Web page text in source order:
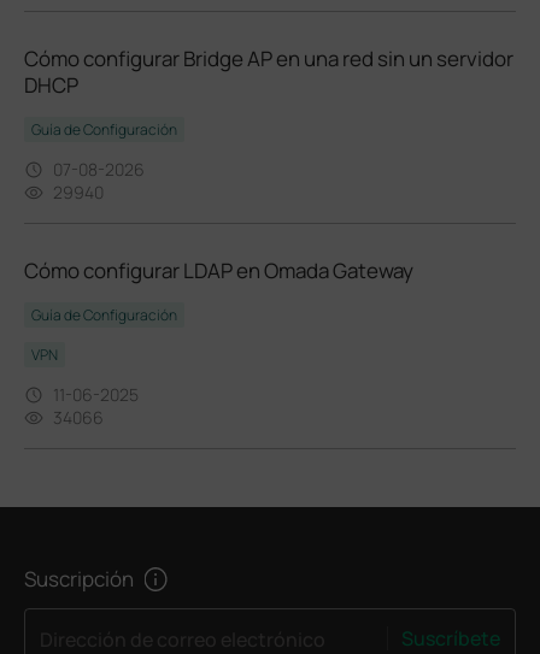
Cómo configurar Bridge AP en una red sin un servidor
DHCP
Guía de Configuración
07-08-2026
29940
Cómo configurar LDAP en Omada Gateway
Guía de Configuración
VPN
11-06-2025
34066
Suscripción
Suscríbete